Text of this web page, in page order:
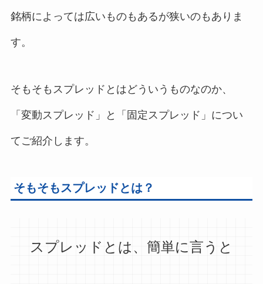
銘柄によっては広いものもあるが狭いのもありま
す。
そもそもスプレッドとはどういうものなのか、
「変動スプレッド」と「固定スプレッド」につい
てご紹介します。
そもそもスプレッドとは？
スプレッドとは、簡単に言うと